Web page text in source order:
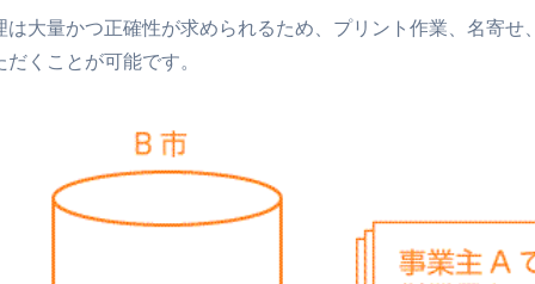
は大量かつ正確性が求められるため、プリント作業、名寄
だくことが可能です。